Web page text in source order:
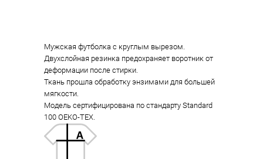
Мужская футболка с круглым вырезом.
Двухслойная резинка предохраняет воротник от
деформации после стирки.
Ткань прошла обработку энзимами для большей
мягкости.
Модель сертифицирована по стандарту Standard
100 OEKO-TEX.